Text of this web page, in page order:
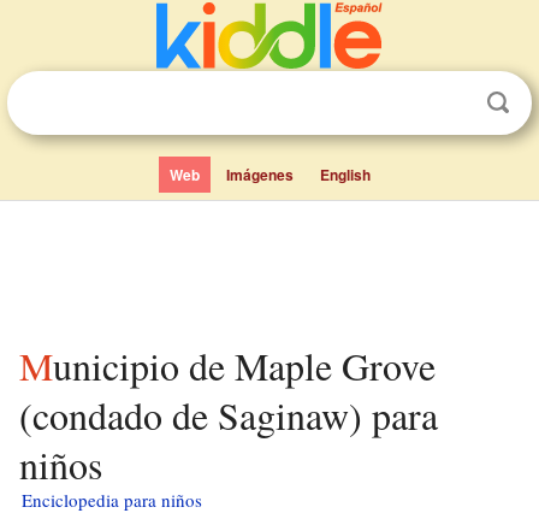
Web Imágenes English
Municipio de Maple Grove
(condado de Saginaw) para
niños
Enciclopedia para niños